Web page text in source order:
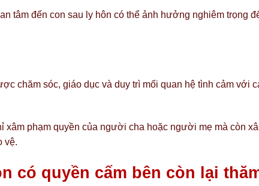
tâm đến con sau ly hôn có thể ảnh hưởng nghiêm trọng
chăm sóc, giáo dục và duy trì mối quan hệ tình cảm với
xâm phạm quyền của người cha hoặc người mẹ mà còn
vệ.
có quyền cấm bên còn lại